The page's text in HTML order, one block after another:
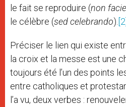
le fait se reproduire (non
le célèbre (sed celebrando). [2]
Préciser le lien qui existe
la croix et la messe est une
toujours été l’un des points
entre catholiques et
l’a vu, deux verbes :